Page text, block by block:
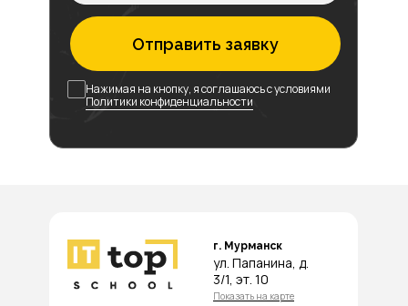
Отправить заявку
Нажимая на кнопку, я соглашаюсь с условиями
Политики конфиденциальности
г. Мурманск
ул. Папанина, д.
3/1, эт. 10
Показать на карте